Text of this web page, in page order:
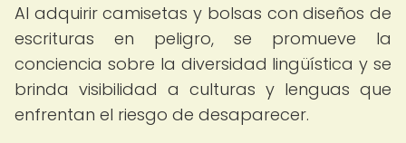
Al adquirir camisetas y bolsas con diseños de
escrituras en peligro, se promueve la
conciencia sobre la diversidad lingüística y se
brinda visibilidad a culturas y lenguas que
enfrentan el riesgo de desaparecer.